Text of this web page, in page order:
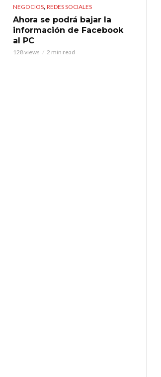
NEGOCIOS, REDES SOCIALES
Ahora se podrá bajar la
información de Facebook
al PC
128 views 2 min read